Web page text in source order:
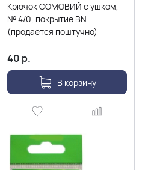
Крючок СОМОВИЙ с ушком,
№ 4/0, покрытие BN
(продаётся поштучно)
40 р.
В корзину